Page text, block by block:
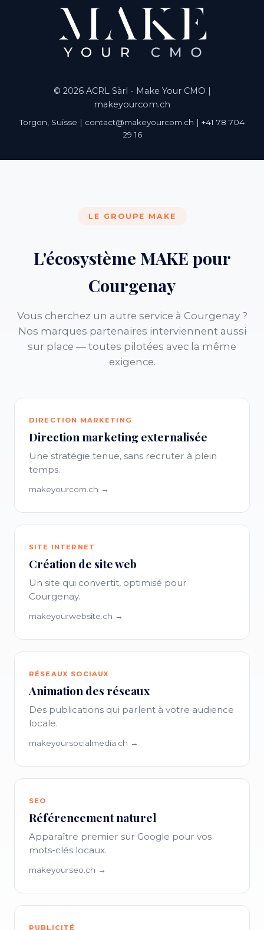
© 2026 ACRL Sàrl - Make Your CMO |
makeyourcom.ch
Torgon, Suisse | contact@makeyourcom.ch | +41 78 704
29 16
LE GROUPE MAKE
L'écosystème MAKE pour
Courgenay
Vous cherchez un autre service à Courgenay ?
Nos marques partenaires interviennent aussi
sur place — toutes pilotées avec la même
exigence.
DIRECTION MARKETING
Direction marketing externalisée
Une stratégie tenue, sans recruter à plein
temps.
makeyourcom.ch →
SITE INTERNET
Création de site web
Un site qui convertit, optimisé pour
Courgenay.
makeyourwebsite.ch →
RÉSEAUX SOCIAUX
Animation des réseaux
Des publications qui parlent à votre audience
locale.
makeyoursocialmedia.ch →
SEO
Référencement naturel
Apparaître premier sur Google pour vos
mots-clés locaux.
makeyourseo.ch →
PUBLICITÉ